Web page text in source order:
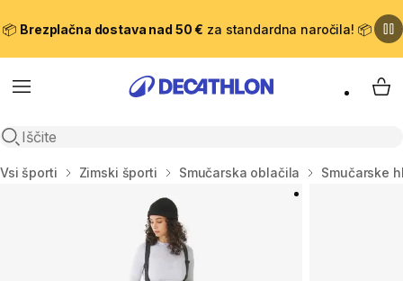
📦 Brezplačna dostava nad 50 € za standardna naročila! 📦
Meni
Odpri iskanje
Domov
Vsi športi Zimski športi Smučarska oblačila Smučarske